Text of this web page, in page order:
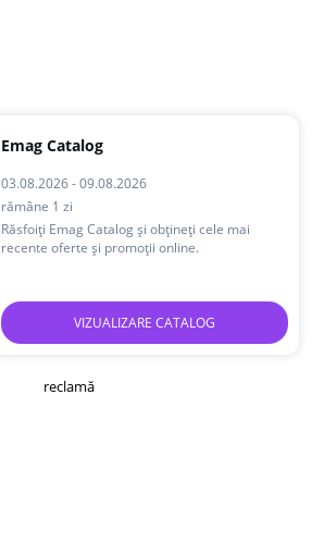
Emag Catalog
03.08.2026 - 09.08.2026
rămâne 1 zi
Răsfoiți Emag Catalog și obțineți cele mai
recente oferte și promoții online.
VIZUALIZARE CATALOG
reclamă